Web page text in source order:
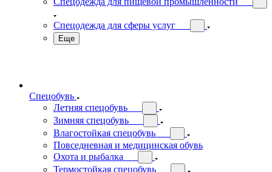
Спецодежда для сферы услуг
Еще
Спецобувь
Летняя спецобувь
Зимняя спецобувь
Влагостойкая спецобувь
Повседневная и медицинская обувь
Охота и рыбалка
Термостойкая спецобувь